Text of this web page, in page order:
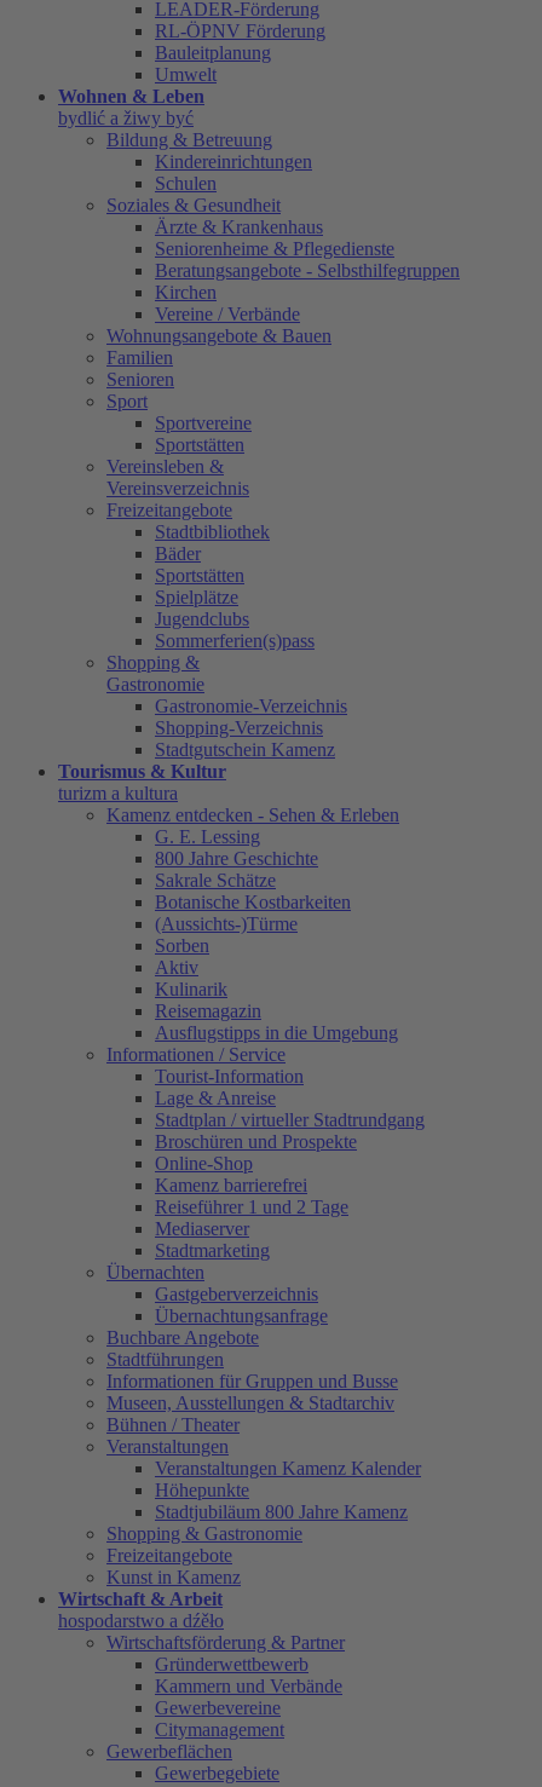
LEADER-Förderung
RL-ÖPNV Förderung
Bauleitplanung
Umwelt
Wohnen & Leben
bydlić a žiwy być
Bildung & Betreuung
Kindereinrichtungen
Schulen
Soziales & Gesundheit
Ärzte & Krankenhaus
Seniorenheime & Pflegedienste
Beratungsangebote - Selbsthilfegruppen
Kirchen
Vereine / Verbände
Wohnungsangebote & Bauen
Familien
Senioren
Sport
Sportvereine
Sportstätten
Vereinsleben &
Vereinsverzeichnis
Freizeitangebote
Stadtbibliothek
Bäder
Sportstätten
Spielplätze
Jugendclubs
Sommerferien(s)pass
Shopping &
Gastronomie
Gastronomie-Verzeichnis
Shopping-Verzeichnis
Stadtgutschein Kamenz
Tourismus & Kultur
turizm a kultura
Kamenz entdecken - Sehen & Erleben
G. E. Lessing
800 Jahre Geschichte
Sakrale Schätze
Botanische Kostbarkeiten
(Aussichts-)Türme
Sorben
Aktiv
Kulinarik
Reisemagazin
Ausflugstipps in die Umgebung
Informationen / Service
Tourist-Information
Lage & Anreise
Stadtplan / virtueller Stadtrundgang
Broschüren und Prospekte
Online-Shop
Kamenz barrierefrei
Reiseführer 1 und 2 Tage
Mediaserver
Stadtmarketing
Übernachten
Gastgeberverzeichnis
Übernachtungsanfrage
Buchbare Angebote
Stadtführungen
Informationen für Gruppen und Busse
Museen, Ausstellungen & Stadtarchiv
Bühnen / Theater
Veranstaltungen
Veranstaltungen Kamenz Kalender
Höhepunkte
Stadtjubiläum 800 Jahre Kamenz
Shopping & Gastronomie
Freizeitangebote
Kunst in Kamenz
Wirtschaft & Arbeit
hospodarstwo a dźěło
Wirtschaftsförderung & Partner
Gründerwettbewerb
Kammern und Verbände
Gewerbevereine
Citymanagement
Gewerbeflächen
Gewerbegebiete